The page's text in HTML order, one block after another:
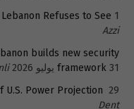
Refuses to See 1 أغسطس 2026
Azzi
builds new security
framework 31 يوليو 2026
U.S. Power Projection 29 يوليو 2026
Dent